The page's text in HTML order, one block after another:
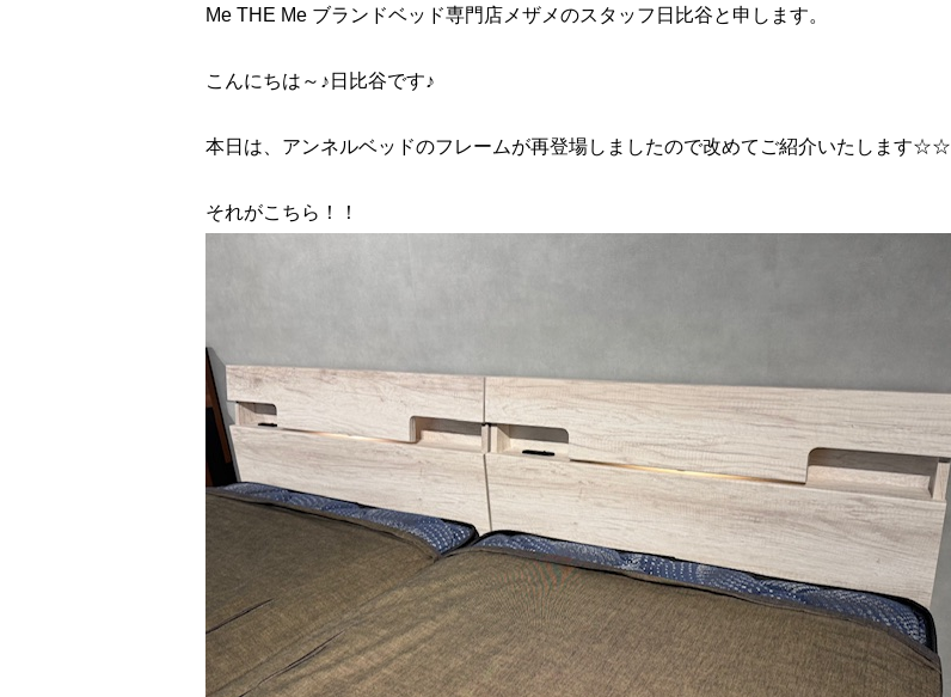
Me THE Me ブランドベッド専門店メザメのスタッフ日比谷と申します。
こんにちは～♪日比谷です♪
本日は、アンネルベッドのフレームが再登場しましたので改めてご紹介いたします☆☆
それがこちら！！